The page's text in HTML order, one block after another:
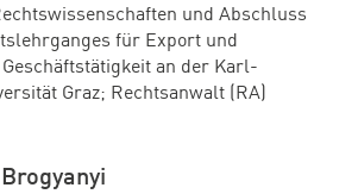
und Abschluss
für Export und
Geschäftstätigkeit an der Karl-
Graz; Rechtsanwalt (RA)